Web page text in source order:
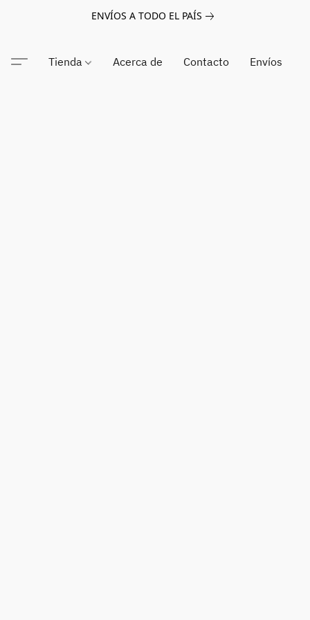
ENVÍOS A TODO EL PAÍS
Tienda Acerca de Contacto Envíos